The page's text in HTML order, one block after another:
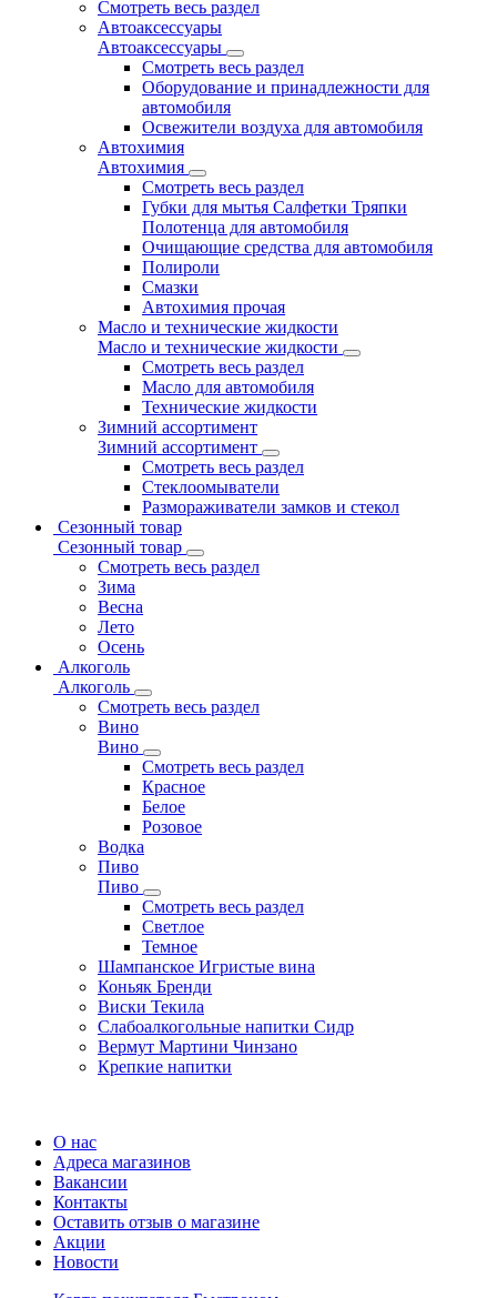
Смотреть весь раздел
Автоаксессуары
Автоаксессуары
Смотреть весь раздел
Оборудование и принадлежности для
автомобиля
Освежители воздуха для автомобиля
Автохимия
Автохимия
Смотреть весь раздел
Губки для мытья Салфетки Тряпки
Полотенца для автомобиля
Очищающие средства для автомобиля
Полироли
Смазки
Автохимия прочая
Масло и технические жидкости
Масло и технические жидкости
Смотреть весь раздел
Масло для автомобиля
Технические жидкости
Зимний ассортимент
Зимний ассортимент
Смотреть весь раздел
Стеклоомыватели
Размораживатели замков и стекол
Сезонный товар
Сезонный товар
Смотреть весь раздел
Зима
Весна
Лето
Осень
Алкоголь
Алкоголь
Смотреть весь раздел
Вино
Вино
Смотреть весь раздел
Красное
Белое
Розовое
Водка
Пиво
Пиво
Смотреть весь раздел
Cветлое
Темное
Шампанское Игристые вина
Коньяк Бренди
Виски Текила
Слабоалкогольные напитки Сидр
Вермут Мартини Чинзано
Крепкие напитки
О нас
Адреса магазинов
Вакансии
Контакты
Оставить отзыв о магазине
Акции
Новости